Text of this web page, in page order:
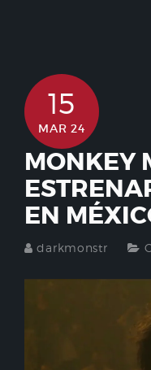
15
MAR 24
MONKEY
EN
darkmonstr